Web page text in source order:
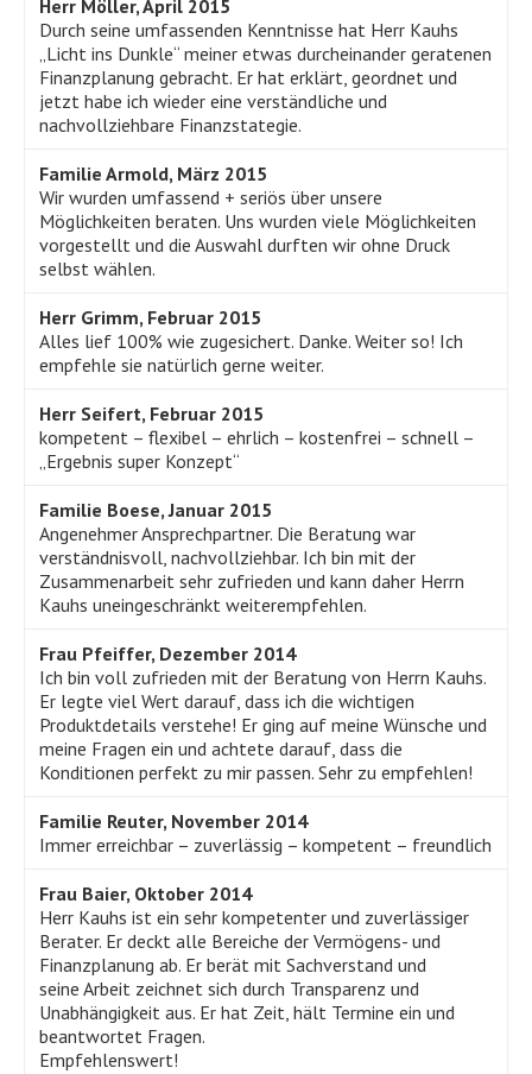
Herr Möller, April 2015
Durch seine umfassenden Kenntnisse hat Herr Kauhs
„Licht ins Dunkle“ meiner etwas durcheinander geratenen
Finanzplanung gebracht. Er hat erklärt, geordnet und
jetzt habe ich wieder eine verständliche und
nachvollziehbare Finanzstategie.
Familie Armold, März 2015
Wir wurden umfassend + seriös über unsere
Möglichkeiten beraten. Uns wurden viele Möglichkeiten
vorgestellt und die Auswahl durften wir ohne Druck
selbst wählen.
Herr Grimm, Februar 2015
Alles lief 100% wie zugesichert. Danke. Weiter so! Ich
empfehle sie natürlich gerne weiter.
Herr Seifert, Februar 2015
kompetent – flexibel – ehrlich – kostenfrei – schnell –
„Ergebnis super Konzept“
Familie Boese, Januar 2015
Angenehmer Ansprechpartner. Die Beratung war
verständnisvoll, nachvollziehbar. Ich bin mit der
Zusammenarbeit sehr zufrieden und kann daher Herrn
Kauhs uneingeschränkt weiterempfehlen.
Frau Pfeiffer, Dezember 2014
Ich bin voll zufrieden mit der Beratung von Herrn Kauhs.
Er legte viel Wert darauf, dass ich die wichtigen
Produktdetails verstehe! Er ging auf meine Wünsche und
meine Fragen ein und achtete darauf, dass die
Konditionen perfekt zu mir passen. Sehr zu empfehlen!
Familie Reuter, November 2014
Immer erreichbar – zuverlässig – kompetent – freundlich
Frau Baier, Oktober 2014
Herr Kauhs ist ein sehr kompetenter und zuverlässiger
Berater. Er deckt alle Bereiche der Vermögens- und
Finanzplanung ab. Er berät mit Sachverstand und
seine Arbeit zeichnet sich durch Transparenz und
Unabhängigkeit aus. Er hat Zeit, hält Termine ein und
beantwortet Fragen.
Empfehlenswert!